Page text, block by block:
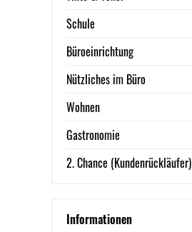
Schule
Büroeinrichtung
Nützliches im Büro
Wohnen
Gastronomie
2. Chance (Kundenrückläufer)
Informationen